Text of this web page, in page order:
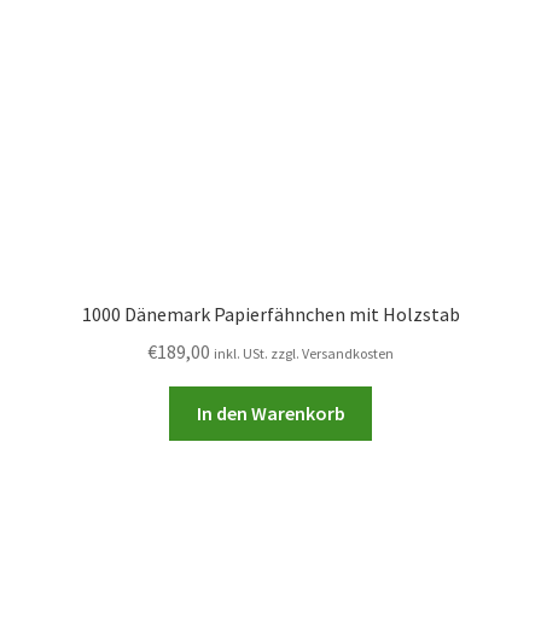
1000 Dänemark Papierfähnchen mit Holzstab
€189,00 inkl. USt. zzgl. Versandkosten
In den Warenkorb